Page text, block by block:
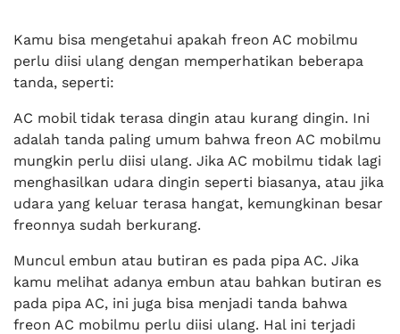
Kamu bisa mengetahui apakah freon AC mobilmu
perlu diisi ulang dengan memperhatikan beberapa
tanda, seperti:
AC mobil tidak terasa dingin atau kurang dingin. Ini
adalah tanda paling umum bahwa freon AC mobilmu
mungkin perlu diisi ulang. Jika AC mobilmu tidak lagi
menghasilkan udara dingin seperti biasanya, atau jika
udara yang keluar terasa hangat, kemungkinan besar
freonnya sudah berkurang.
Muncul embun atau butiran es pada pipa AC. Jika
kamu melihat adanya embun atau bahkan butiran es
pada pipa AC, ini juga bisa menjadi tanda bahwa
freon AC mobilmu perlu diisi ulang. Hal ini terjadi